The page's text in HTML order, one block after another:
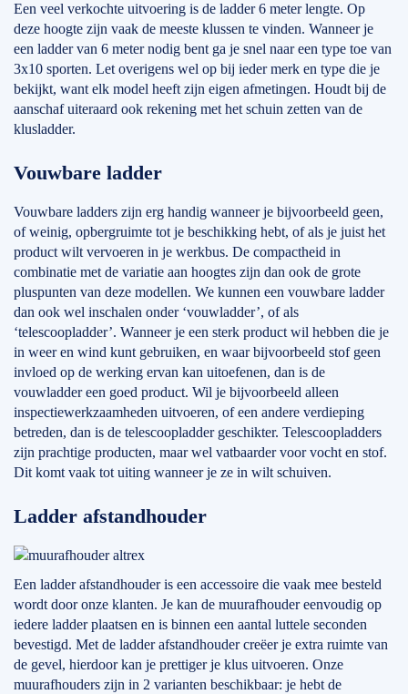
Een veel verkochte uitvoering is de ladder 6 meter lengte. Op
deze hoogte zijn vaak de meeste klussen te vinden. Wanneer je
een ladder van 6 meter nodig bent ga je snel naar een type toe van
3x10 sporten. Let overigens wel op bij ieder merk en type die je
bekijkt, want elk model heeft zijn eigen afmetingen. Houdt bij de
aanschaf uiteraard ook rekening met het schuin zetten van de
klusladder.
Vouwbare ladder
Vouwbare ladders zijn erg handig wanneer je bijvoorbeeld geen,
of weinig, opbergruimte tot je beschikking hebt, of als je juist het
product wilt vervoeren in je werkbus. De compactheid in
combinatie met de variatie aan hoogtes zijn dan ook de grote
pluspunten van deze modellen. We kunnen een vouwbare ladder
dan ook wel inschalen onder ‘vouwladder’, of als
‘telescoopladder’. Wanneer je een sterk product wil hebben die je
in weer en wind kunt gebruiken, en waar bijvoorbeeld stof geen
invloed op de werking ervan kan uitoefenen, dan is de
vouwladder een goed product. Wil je bijvoorbeeld alleen
inspectiewerkzaamheden uitvoeren, of een andere verdieping
betreden, dan is de telescoopladder geschikter. Telescoopladders
zijn prachtige producten, maar wel vatbaarder voor vocht en stof.
Dit komt vaak tot uiting wanneer je ze in wilt schuiven.
Ladder afstandhouder
Een ladder afstandhouder is een accessoire die vaak mee besteld
wordt door onze klanten. Je kan de muurafhouder eenvoudig op
iedere ladder plaatsen en is binnen een aantal luttele seconden
bevestigd. Met de ladder afstandhouder creëer je extra ruimte van
de gevel, hierdoor kan je prettiger je klus uitvoeren. Onze
muurafhouders zijn in 2 varianten beschikbaar: je hebt de